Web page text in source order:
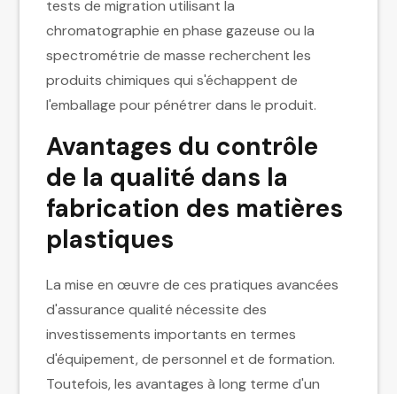
tests de migration utilisant la
chromatographie en phase gazeuse ou la
spectrométrie de masse recherchent les
produits chimiques qui s'échappent de
l'emballage pour pénétrer dans le produit.
Avantages du contrôle
de la qualité dans la
fabrication des matières
plastiques
La mise en œuvre de ces pratiques avancées
d'assurance qualité nécessite des
investissements importants en termes
d'équipement, de personnel et de formation.
Toutefois, les avantages à long terme d'un